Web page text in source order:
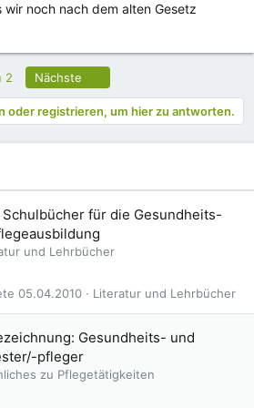
noch nach dem alten Gesetz
2 Nächste
oder registrieren, um hier zu antworten.
Schulbücher für die Gesundheits-
und Lehrbücher
Literatur und Lehrbücher
05.04.2010
Gesundheits- und
pfleger
zu Pflegetätigkeiten